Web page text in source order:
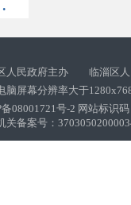
人民政府主办 临淄区人
脑屏幕分辨率大于
08001721号-2 网站标识
关备案号：